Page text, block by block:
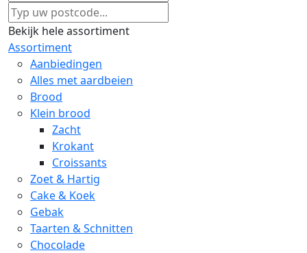
Bekijk hele assortiment
Assortiment
Aanbiedingen
Alles met aardbeien
Brood
Klein brood
Zacht
Krokant
Croissants
Zoet & Hartig
Cake & Koek
Gebak
Taarten & Schnitten
Chocolade